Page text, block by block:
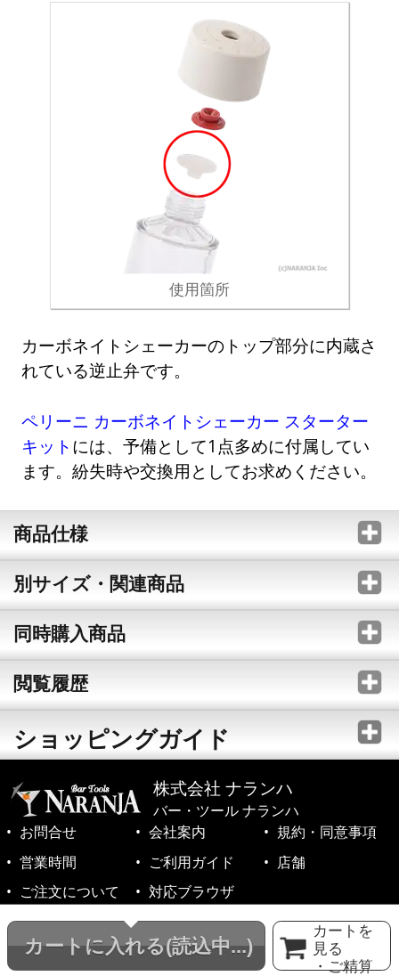
カートに入れる(読込中...)
カートを
見る
・ご精算
使用箇所
カーボネイトシェーカーのトップ部分に内蔵さ
れている逆止弁です。
ペリーニ カーボネイトシェーカー スターター
キット には、予備として1点多めに付属してい
ます。紛失時や交換用としてお求めください。
商品仕様
別サイズ・関連商品
同時購入商品
閲覧履歴
ショッピングガイド
株式会社 ナランハ
バー・ツール ナランハ
お問合せ
会社案内
規約・同意事項
営業時間
ご利用ガイド
店舗
ご注文について
対応ブラウザ
©1999-2026 NARANJA Inc. All Rights Reserved.